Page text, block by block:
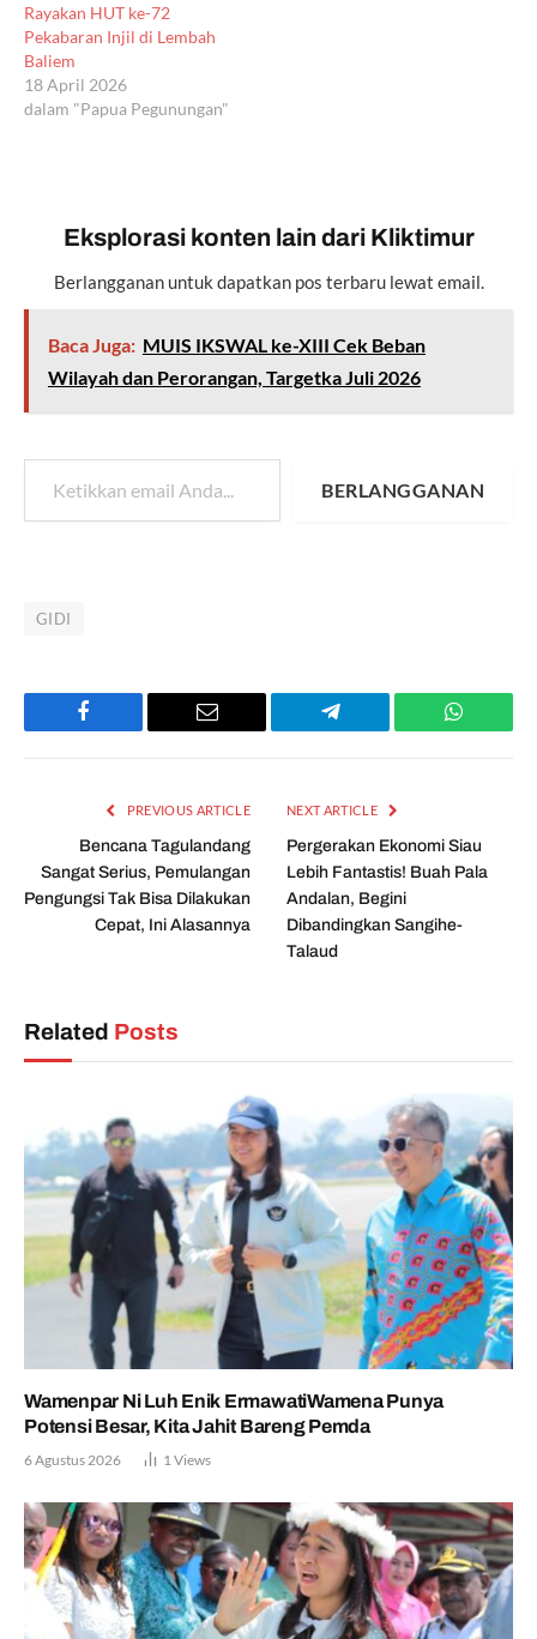
Rayakan HUT ke-72
Pekabaran Injil di Lembah
Baliem
18 April 2026
dalam "Papua Pegunungan"
Eksplorasi konten lain dari Kliktimur
Berlangganan untuk dapatkan pos terbaru lewat email.
Baca Juga: MUIS IKSWAL ke-XIII Cek Beban
Wilayah dan Perorangan, Targetka Juli 2026
Ketikkan email Anda...
BERLANGGANAN
GIDI
Facebook Email Telegram
PREVIOUS ARTICLE
Bencana Tagulandang
Sangat Serius, Pemulangan
Pengungsi Tak Bisa Dilakukan
Cepat, Ini Alasannya
NEXT ARTICLE
Pergerakan Ekonomi Siau
Lebih Fantastis! Buah Pala
Andalan, Begini
Dibandingkan Sangihe-
Talaud
Related Posts
Wamenpar Ni Luh Enik ErmawatiWamena Punya
Potensi Besar, Kita Jahit Bareng Pemda
6 Agustus 2026 1 Views